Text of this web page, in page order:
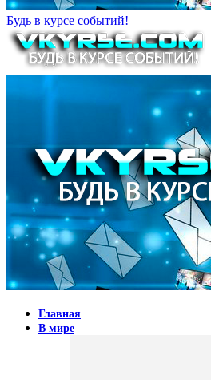
Будь в курсе событий!
Главная
В мире